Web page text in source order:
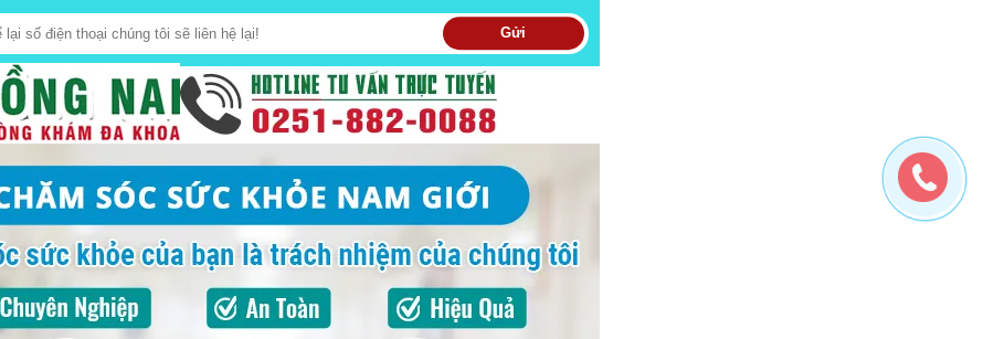
Gửi